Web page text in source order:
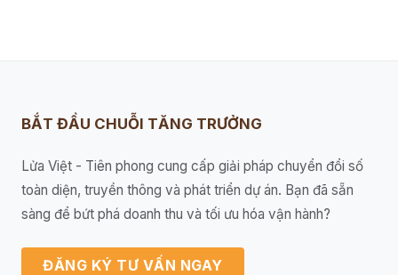
BẮT ĐẦU CHUỖI TĂNG TRƯỞNG
Lửa Việt - Tiên phong cung cấp giải pháp chuyển đổi số
toàn diện, truyền thông và phát triển dự án. Bạn đã sẵn
sàng để bứt phá doanh thu và tối ưu hóa vận hành?
ĐĂNG KÝ TƯ VẤN NGAY